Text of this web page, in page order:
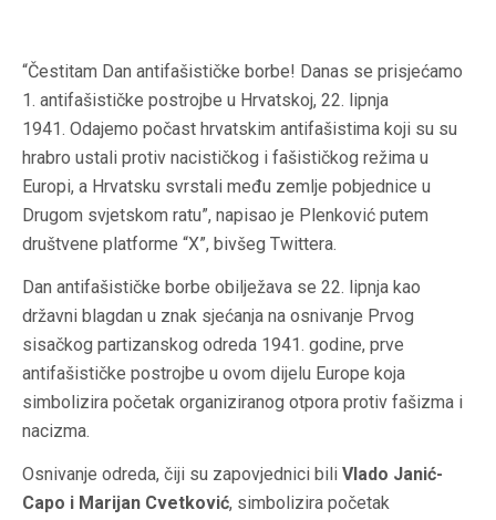
“Čestitam Dan antifašističke borbe! Danas se prisjećamo
1. antifašističke postrojbe u Hrvatskoj, 22. lipnja
1941. Odajemo počast hrvatskim antifašistima koji su su
hrabro ustali protiv nacističkog i fašističkog režima u
Europi, a Hrvatsku svrstali među zemlje pobjednice u
Drugom svjetskom ratu”, napisao je Plenković putem
društvene platforme “X”, bivšeg Twittera.
Dan antifašističke borbe obilježava se 22. lipnja kao
državni blagdan u znak sjećanja na osnivanje Prvog
sisačkog partizanskog odreda 1941. godine, prve
antifašističke postrojbe u ovom dijelu Europe koja
simbolizira početak organiziranog otpora protiv fašizma i
nacizma.
Osnivanje odreda, čiji su zapovjednici bili Vlado Janić-
Capo i Marijan Cvetković, simbolizira početak